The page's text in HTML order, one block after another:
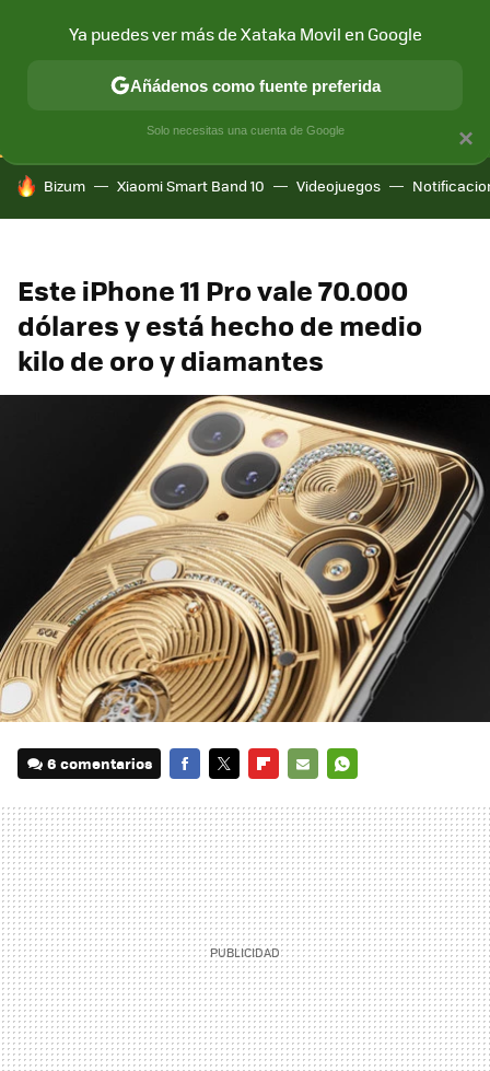
CONECTIVIDAD MÓVIL Y SOCIEDAD APLICACIONES
HOY SE HABLA DE
Bizum Xiaomi Smart Band 10 Videojuegos
Este iPhone 11 Pro vale 70.000
dólares y está hecho de medio
kilo de oro y diamantes
6 comentarios
MAIL
×
Ya puedes ver más de Xataka Movil en Google
Añádenos como fuente preferida
Solo necesitas una cuenta de Google